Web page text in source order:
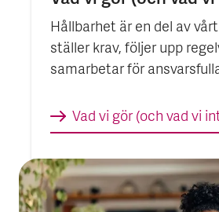
Hållbarhet är en del av
ställer krav, följer upp
samarbetar för
Vad vi gör (och vad vi